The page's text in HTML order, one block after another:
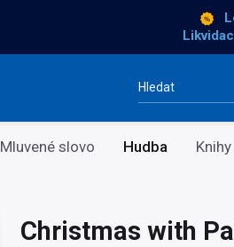
Mluvené slovo Hudba Knihy
Christmas with